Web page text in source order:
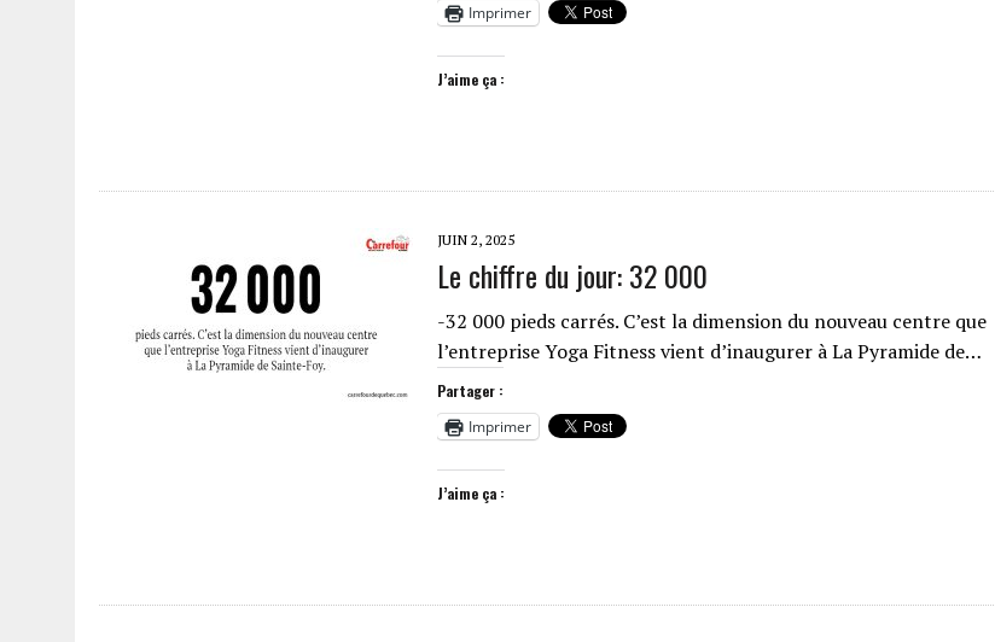
Imprimer
J’aime ça :
JUIN 2, 2025
Le chiffre du jour: 32 000
-32 000 pieds carrés. C’est la dimension du nouveau centre que
l’entreprise Yoga Fitness vient d’inaugurer à La Pyramide de…
Partager :
Imprimer
J’aime ça :